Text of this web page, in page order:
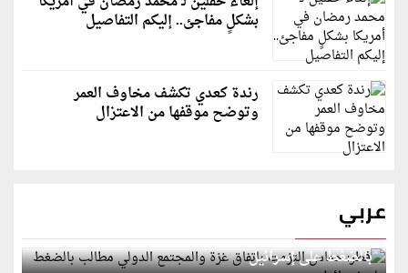
بشكلٍ مفاجئ.. إليكم التفاصيل
رندة كعدي تكشف مخاوف العمر
وتوضح موقفها من الاعتزال
عربي
قطر: حماس التزمت باتفاق غزة والمجتمع الدولي مطالب
بالضغط على إسرائيل